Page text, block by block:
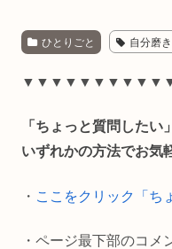
c
e
o
n
e
ひとりごと 自分磨き
「ちょっと質問したい
いずれかの方法でお気
・ ここをクリック「ち
・ページ最下部のコメ